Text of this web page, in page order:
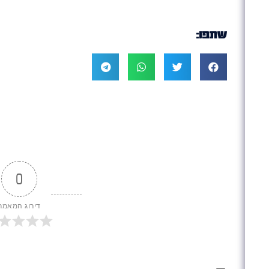
שתפו:
0
דירוג